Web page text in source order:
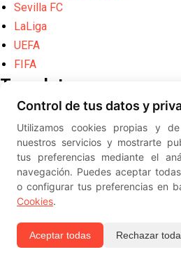
Sevilla FC
LaLiga
UEFA
FIFA
Translate
Powered by
Translate
Diseño web creado por Erick
©
el Sevilla FC, Sevilla Atlético,
-- --
Control de tus datos y
Utilizamos cookies propias y
nuestros servicios y mostrarte
tus preferencias mediante el
navegación. Puedes aceptar
o configurar tus preferencias en
Cookies.
Aceptar todas Rechazar
2026